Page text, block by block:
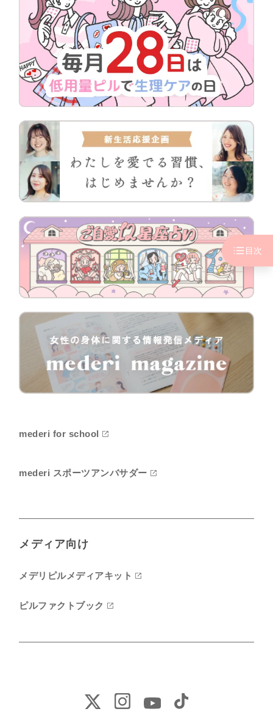
目次
mederi for school
mederi スポーツアンバサダー
メディア向け
メデリピルメディアキット
ピルファクトブック